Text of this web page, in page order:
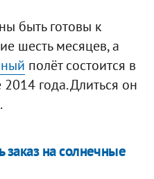
быть готовы к
шесть месяцев, а
полёт состоится в
года. Длиться он
заказ на солнечные